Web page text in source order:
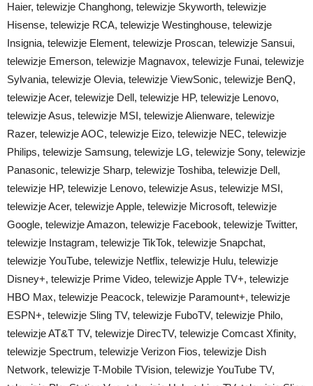
Haier, telewizje Changhong, telewizje Skyworth, telewizje
Hisense, telewizje RCA, telewizje Westinghouse, telewizje
Insignia, telewizje Element, telewizje Proscan, telewizje Sansui,
telewizje Emerson, telewizje Magnavox, telewizje Funai, telewizje
Sylvania, telewizje Olevia, telewizje ViewSonic, telewizje BenQ,
telewizje Acer, telewizje Dell, telewizje HP, telewizje Lenovo,
telewizje Asus, telewizje MSI, telewizje Alienware, telewizje
Razer, telewizje AOC, telewizje Eizo, telewizje NEC, telewizje
Philips, telewizje Samsung, telewizje LG, telewizje Sony, telewizje
Panasonic, telewizje Sharp, telewizje Toshiba, telewizje Dell,
telewizje HP, telewizje Lenovo, telewizje Asus, telewizje MSI,
telewizje Acer, telewizje Apple, telewizje Microsoft, telewizje
Google, telewizje Amazon, telewizje Facebook, telewizje Twitter,
telewizje Instagram, telewizje TikTok, telewizje Snapchat,
telewizje YouTube, telewizje Netflix, telewizje Hulu, telewizje
Disney+, telewizje Prime Video, telewizje Apple TV+, telewizje
HBO Max, telewizje Peacock, telewizje Paramount+, telewizje
ESPN+, telewizje Sling TV, telewizje FuboTV, telewizje Philo,
telewizje AT&T TV, telewizje DirecTV, telewizje Comcast Xfinity,
telewizje Spectrum, telewizje Verizon Fios, telewizje Dish
Network, telewizje T-Mobile TVision, telewizje YouTube TV,